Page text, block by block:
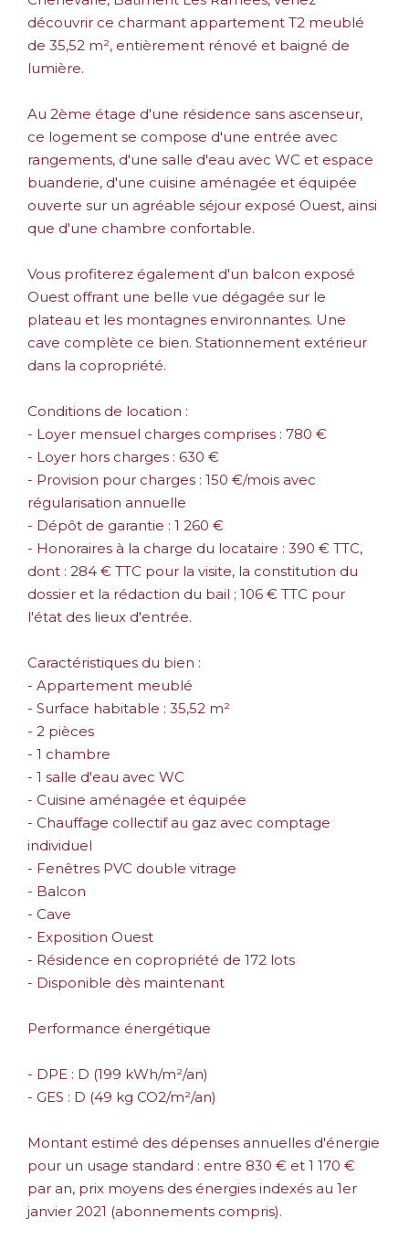
découvrir ce charmant appartement T2 meublé
de 35,52 m², entièrement rénové et baigné de
lumière.
Au 2ème étage d'une résidence sans ascenseur,
ce logement se compose d'une entrée avec
rangements, d'une salle d'eau avec WC et espace
buanderie, d'une cuisine aménagée et équipée
ouverte sur un agréable séjour exposé Ouest, ainsi
que d'une chambre confortable.
Vous profiterez également d'un balcon exposé
Ouest offrant une belle vue dégagée sur le
plateau et les montagnes environnantes. Une
cave complète ce bien. Stationnement extérieur
dans la copropriété.
Conditions de location :
- Loyer mensuel charges comprises : 780 €
- Loyer hors charges : 630 €
- Provision pour charges : 150 €/mois avec
régularisation annuelle
- Dépôt de garantie : 1 260 €
- Honoraires à la charge du locataire : 390 € TTC,
dont : 284 € TTC pour la visite, la constitution du
dossier et la rédaction du bail ; 106 € TTC pour
l'état des lieux d'entrée.
Caractéristiques du bien :
- Appartement meublé
- Surface habitable : 35,52 m²
- 2 pièces
- 1 chambre
- 1 salle d'eau avec WC
- Cuisine aménagée et équipée
- Chauffage collectif au gaz avec comptage
individuel
- Fenêtres PVC double vitrage
- Balcon
- Cave
- Exposition Ouest
- Résidence en copropriété de 172 lots
- Disponible dès maintenant
Performance énergétique
- DPE : D (199 kWh/m²/an)
- GES : D (49 kg CO2/m²/an)
Montant estimé des dépenses annuelles d'énergie
pour un usage standard : entre 830 € et 1 170 €
par an, prix moyens des énergies indexés au 1er
janvier 2021 (abonnements compris).